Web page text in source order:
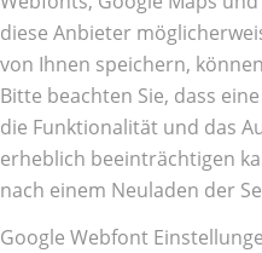
diese Anbieter
von Ihnen speichern,
Bitte beachten Sie, dass
die Funktionalität und das
erheblich beeinträchtigen
nach einem Neuladen der
Google Webfont